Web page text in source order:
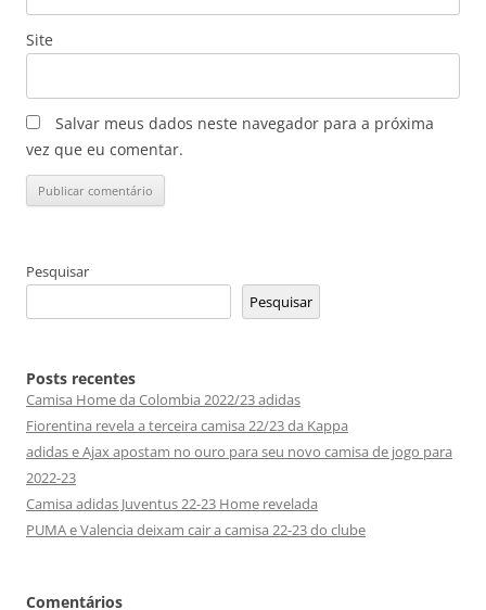
Site
Salvar meus dados neste navegador para a próxima
vez que eu comentar.
Pesquisar
Pesquisar
Posts recentes
Camisa Home da Colombia 2022/23 adidas
Fiorentina revela a terceira camisa 22/23 da Kappa
adidas e Ajax apostam no ouro para seu novo camisa de jogo para
2022-23
Camisa adidas Juventus 22-23 Home revelada
PUMA e Valencia deixam cair a camisa 22-23 do clube
Comentários